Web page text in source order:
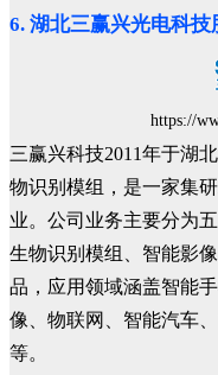
6. 湖北三赢兴光电科技
https://
三赢兴科技2011年于湖
物识别模组，是一家集
业。公司业务主要分为
生物识别模组、智能影
品，应用领域涵盖智能
像、物联网、智能汽车
等。